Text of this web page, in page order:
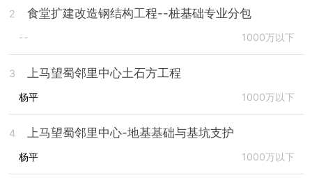
2 食堂扩建改造钢结构工程--桩基础专业分包
-- 1000万以下
3 上马望蜀邻里中心土石方工程
杨平 1000万以下
4 上马望蜀邻里中心-地基基础与基坑支护
杨平 1000万以下